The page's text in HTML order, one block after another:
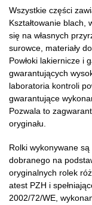
Wszystkie części
Kształtowanie blach,
się na własnych
surowce, materiały
Powłoki lakiernicze i
gwarantujących
laboratoria kontroli
gwarantujące
Pozwala to
oryginału.
Rolki wykonywane
dobranego na
oryginalnych rolek
atest PZH i
2002/72/WE,